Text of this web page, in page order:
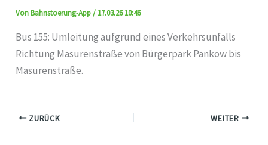
VonBahnstoerung-App/ 17.03.26 10:46
Bus 155: Umleitung aufgrund eines Verkehrsunfalls
Richtung Masurenstraße von Bürgerpark Pankow bis
Masurenstraße.
ZURÜCK WEITER